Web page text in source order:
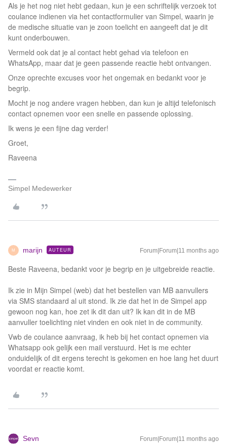
Als je het nog niet hebt gedaan, kun je een schriftelijk verzoek tot
coulance indienen via het contactformulier van Simpel, waarin je
de medische situatie van je zoon toelicht en aangeeft dat je dit
kunt onderbouwen.
Vermeld ook dat je al contact hebt gehad via telefoon en
WhatsApp, maar dat je geen passende reactie hebt ontvangen.
Onze oprechte excuses voor het ongemak en bedankt voor je
begrip.
Mocht je nog andere vragen hebben, dan kun je altijd telefonisch
contact opnemen voor een snelle en passende oplossing.
Ik wens je een fijne dag verder!
Groet,
Raveena
Simpel Medewerker
M marijn AUTEUR Forum|Forum|11 months ago
Beste Raveena, bedankt voor je begrip en je uitgebreide reactie.
Ik zie in Mijn Simpel (web) dat het bestellen van MB aanvullers
via SMS standaard al uit stond. Ik zie dat het in de Simpel app
gewoon nog kan, hoe zet ik dit dan uit? Ik kan dit in de MB
aanvuller toelichting niet vinden en ook niet in de community.
Vwb de coulance aanvraag, ik heb bij het contact opnemen via
Whatsapp ook gelijk een mail verstuurd. Het is me echter
onduidelijk of dit ergens terecht is gekomen en hoe lang het duurt
voordat er reactie komt.
Sevn Forum|Forum|11 months ago